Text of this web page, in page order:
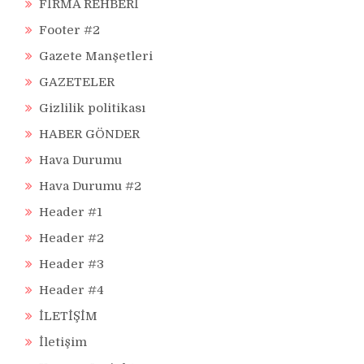
FİRMA REHBERİ
Footer #2
Gazete Manşetleri
GAZETELER
Gizlilik politikası
HABER GÖNDER
Hava Durumu
Hava Durumu #2
Header #1
Header #2
Header #3
Header #4
İLETİŞİM
İletişim